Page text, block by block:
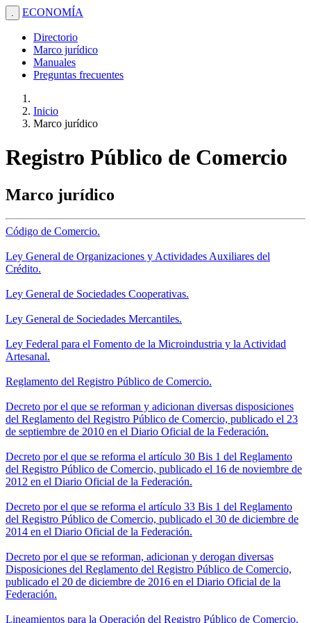
. ECONOMÍA
Directorio
Marco jurídico
Manuales
Preguntas frecuentes
Inicio
Marco jurídico
Registro Público de Comercio
Marco jurídico
Código de Comercio.
Ley General de Organizaciones y Actividades Auxiliares del
Crédito.
Ley General de Sociedades Cooperativas.
Ley General de Sociedades Mercantiles.
Ley Federal para el Fomento de la Microindustria y la Actividad
Artesanal.
Reglamento del Registro Público de Comercio.
Decreto por el que se reforman y adicionan diversas disposiciones
del Reglamento del Registro Público de Comercio, publicado el 23
de septiembre de 2010 en el Diario Oficial de la Federación.
Decreto por el que se reforma el artículo 30 Bis 1 del Reglamento
del Registro Público de Comercio, publicado el 16 de noviembre de
2012 en el Diario Oficial de la Federación.
Decreto por el que se reforma el artículo 33 Bis 1 del Reglamento
del Registro Público de Comercio, publicado el 30 de diciembre de
2014 en el Diario Oficial de la Federación.
Decreto por el que se reforman, adicionan y derogan diversas
Disposiciones del Reglamento del Registro Público de Comercio,
publicado el 20 de diciembre de 2016 en el Diario Oficial de la
Federación.
Lineamientos para la Operación del Registro Público de Comercio.